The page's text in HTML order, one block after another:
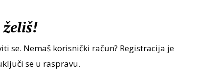
se. Nemaš korisnički račun? Registracija je
se u raspravu.